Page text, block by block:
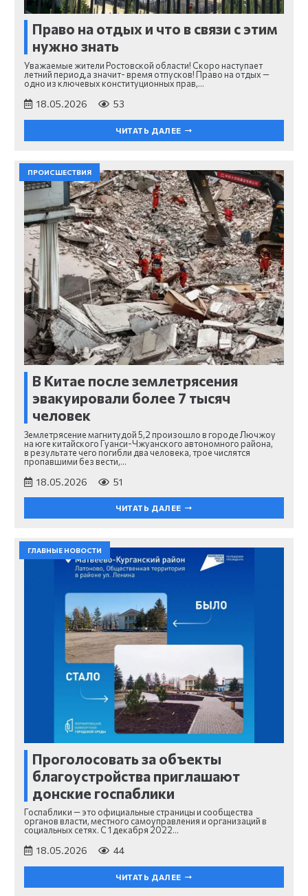
Право на отдых и что в связи с этим
нужно знать
Уважаемые жители Ростовской области! Скоро наступает
летний период,а значит- время отпусков! Право на отдых —
одно из ключевых конституционных прав,…
18.05.2026 53
ЧИТАТЬ ДАЛЕЕ
ПРОИСШЕСТВИЯ
В Китае после землетрясения
эвакуировали более 7 тысяч
человек
Землетрясение магнитудой 5,2 произошло в городе Лючжоу
на юге китайского Гуанси-Чжуанского автономного района,
в результате чего погибли два человека, трое числятся
пропавшими без вести,…
18.05.2026 51
ЧИТАТЬ ДАЛЕЕ
ГЛАВНЫЕ НОВОСТИ
Проголосовать за объекты
благоустройства приглашают
донские госпаблики
Госпаблики — это официальные страницы и сообщества
органов власти, местного самоуправления и организаций в
социальных сетях. С 1 декабря 2022…
18.05.2026 44
ЧИТАТЬ ДАЛЕЕ